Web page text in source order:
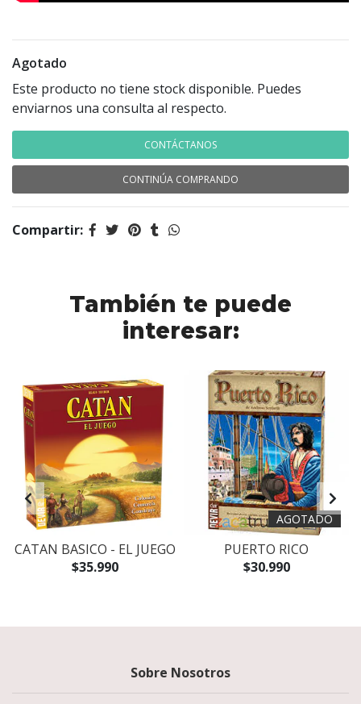
Agotado
Este producto no tiene stock disponible. Puedes
enviarnos una consulta al respecto.
CONTÁCTANOS
CONTINÚA COMPRANDO
Compartir:
También te puede
interesar:
CATAN BASICO - EL JUEGO
$35.990
AGOTADO
PUERTO RICO
$30.990
Sobre Nosotros